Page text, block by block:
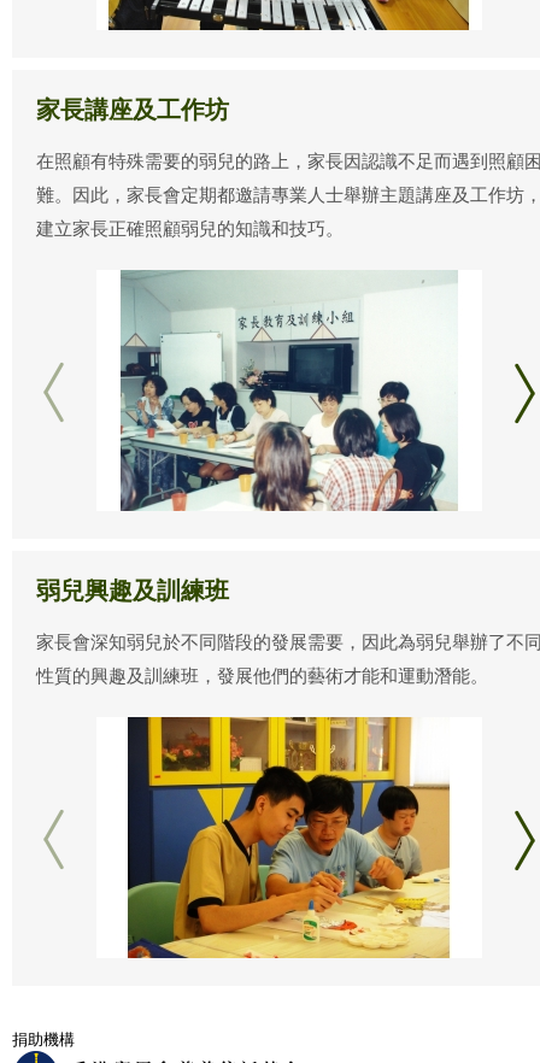
家長講座及工作坊
在照顧有特殊需要的弱兒的路上，家長因認識不足而遇到照顧
難。因此，家長會定期都邀請專業人士舉辦主題講座及工作坊
建立家長正確照顧弱兒的知識和技巧。
弱兒興趣及訓練班
家長會深知弱兒於不同階段的發展需要，因此為弱兒舉辦了不
性質的興趣及訓練班，發展他們的藝術才能和運動潛能。
捐助機構